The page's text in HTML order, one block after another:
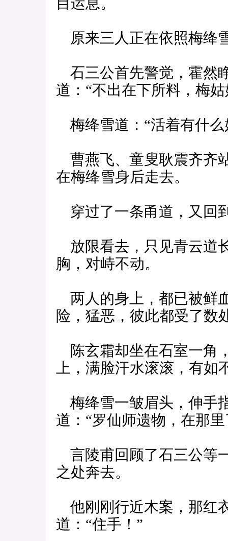
原来三人正在依照梅绛
石三公首先警觉，霍然
道：“不出在下所料，梅
梅绛雪道：“活着有什
曹燕飞、童叟耿震齐齐
在梅绛雪身后走去。
穿过了一条甬道，又回
放限看去，只见青云道
胸，对峙不动。
两人的身上，都已被鲜
险，猛恶，彼此都受了数
陈玄霜却坐在石室一角
上，满脸汗水滚滚，有如
梅绛雪一皱眉头，伸手
道：“罗仙师遗物，在那
言陵甫回顾了石三公等
之处奔去。
他刚刚行近木案，那红
道：“住手！”